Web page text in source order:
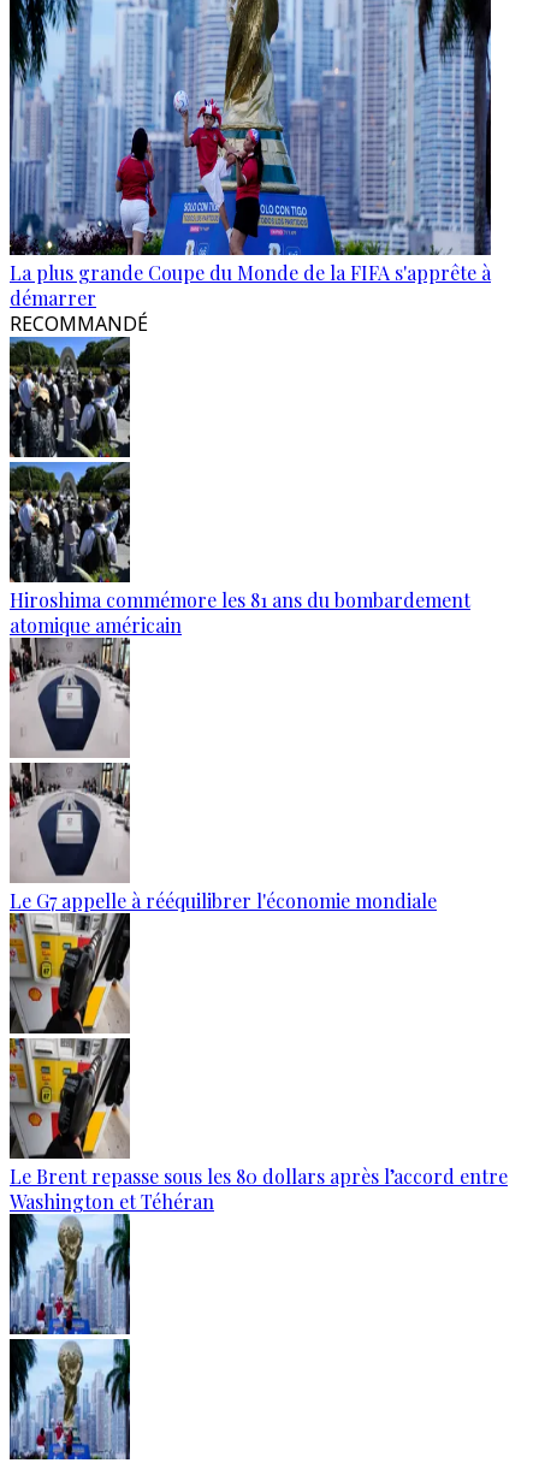
La plus grande Coupe du Monde de la FIFA s'apprête à
démarrer
RECOMMANDÉ
Hiroshima commémore les 81 ans du bombardement
atomique américain
Le G7 appelle à rééquilibrer l'économie mondiale
Le Brent repasse sous les 80 dollars après l’accord entre
Washington et Téhéran